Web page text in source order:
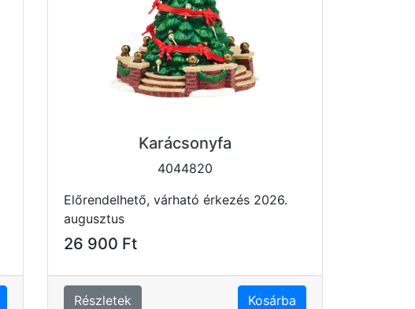
Karácsonyfa
4044820
Előrendelhető, várható érkezés 2026.
augusztus
26 900 Ft
Részletek Kosárba